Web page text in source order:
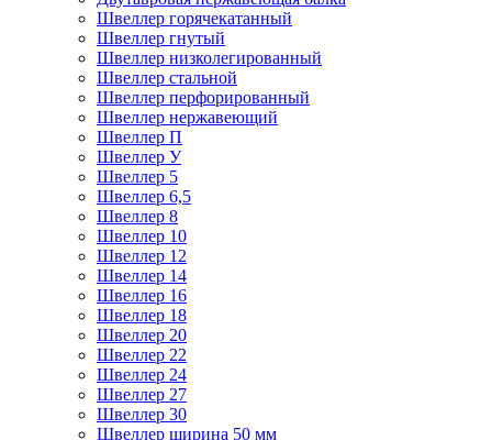
Швеллер горячекатанный
Швеллер гнутый
Швеллер низколегированный
Швеллер стальной
Швеллер перфорированный
Швеллер нержавеющий
Швеллер П
Швеллер У
Швеллер 5
Швеллер 6,5
Швеллер 8
Швеллер 10
Швеллер 12
Швеллер 14
Швеллер 16
Швеллер 18
Швеллер 20
Швеллер 22
Швеллер 24
Швеллер 27
Швеллер 30
Швеллер ширина 50 мм